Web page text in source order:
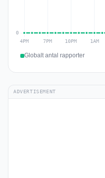
Globalt antal rapporter
ADVERTISEMENT